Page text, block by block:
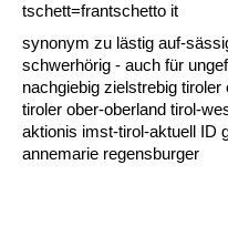
tschett=frantschetto it
synonym zu lästig auf-
schwerhörig - auch für
nachgiebig zielstrebig
tiroler ober-oberland tirol-
aktionis imst-tirol-aktuell ID
annemarie regensburger